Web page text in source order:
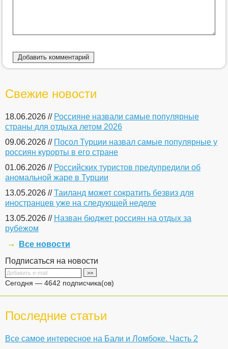
Свежие новости
18.06.2026 // Россияне назвали самые популярные
страны для отдыха летом 2026
09.06.2026 // Посол Турции назвал самые популярные у
россиян курорты в его стране
01.06.2026 // Российских туристов предупредили об
аномальной жаре в Турции
13.05.2026 //Таиланд может сократить безвиз для
иностранцев уже на следующей неделе
13.05.2026 // Назван бюджет россиян на отдых за
рубежом
Все новости
Подписаться на новости
Сегодня — 4642 подписчика(ов)
Последние статьи
Все самое интересное на Бали и Ломбоке. Часть 2